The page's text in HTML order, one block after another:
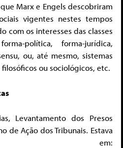
Marx e Engels descobriram
vigentes nestes tempos
com os interesses das classes
política, forma-jurídica,
ou, até mesmo, sistemas
ou sociológicos, etc.
Levantamento dos Presos
de Ação dos Tribunais. Estava
em: